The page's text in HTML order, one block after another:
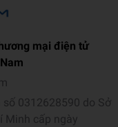
mại điện tử
0312628590 do Sở
Minh cấp ngày